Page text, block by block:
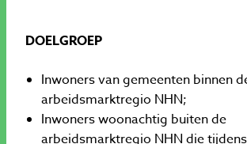
DOELGROEP
Inwoners van gemeenten binnen
arbeidsmarktregio NHN;
Inwoners woonachtig buiten de
arbeidsmarktregio NHN die